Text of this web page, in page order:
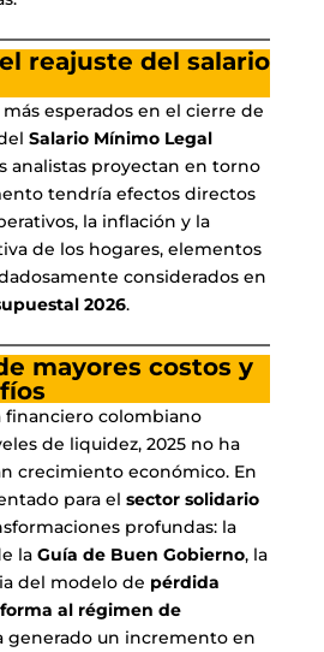
reajuste del salario
esperados en el cierre de
Salario Mínimo Legal
analistas proyectan en torno
tendría efectos directos
la inflación y la
de los hogares, elementos
considerados en
2026.
mayores costos y
financiero colombiano
de liquidez, 2025 no ha
crecimiento económico. En
para el sector solidario
profundas: la
la Guía de Buen Gobierno, la
del modelo de pérdida
al régimen de
generado un incremento en